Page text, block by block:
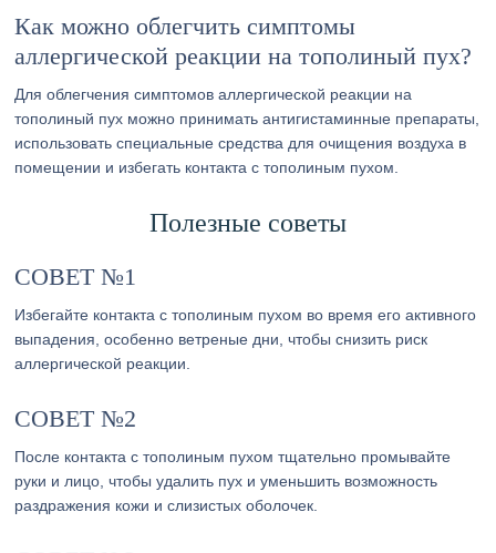
Как можно облегчить симптомы
аллергической реакции на тополиный пух?
Для облегчения симптомов аллергической реакции на
тополиный пух можно принимать антигистаминные препараты,
использовать специальные средства для очищения воздуха в
помещении и избегать контакта с тополиным пухом.
Полезные советы
СОВЕТ №1
Избегайте контакта с тополиным пухом во время его активного
выпадения, особенно ветреные дни, чтобы снизить риск
аллергической реакции.
СОВЕТ №2
После контакта с тополиным пухом тщательно промывайте
руки и лицо, чтобы удалить пух и уменьшить возможность
раздражения кожи и слизистых оболочек.